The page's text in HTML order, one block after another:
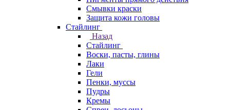
Смывки краски
Защита кожи головы
Стайлинг
Назад
Стайлинг
Воски, пасты, глины
Лаки
Гели
Пенки, муссы
Пудры
Кремы